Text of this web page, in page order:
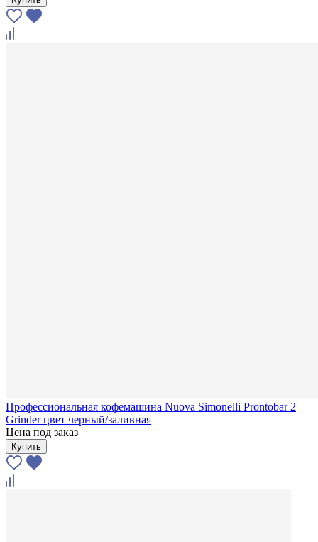
Профессиональная кофемашина Nuova Simonelli Prontobar 2
Grinder цвет черный/заливная
Цена под заказ
Купить